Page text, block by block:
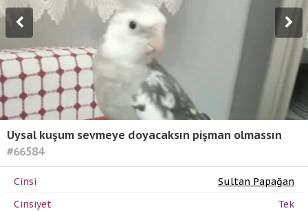
Uysal kuşum sevmeye doyacaksın pişman olmassın
#66584
Cinsi
Sultan Papağan
Cinsiyet
Tek